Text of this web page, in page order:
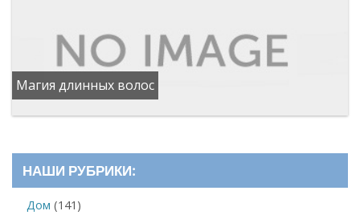
Магия длинных волос
НАШИ РУБРИКИ:
Дом (141)